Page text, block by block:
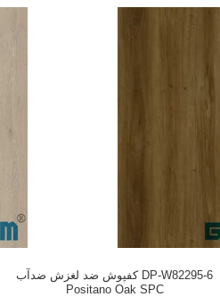
DP-W82295-6 کفپوش ضد لغزش ضدآب
Positano Oak SPC